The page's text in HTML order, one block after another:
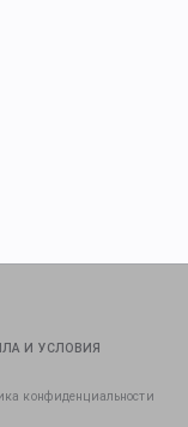
И УСЛОВИЯ
конфиденциальности